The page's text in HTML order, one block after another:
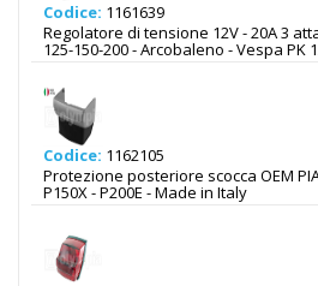
Codice: 1161639
Regolatore di tensione 12V - 20A 3
125-150-200 - Arcobaleno - Vespa PK
Codice: 1162105
Protezione posteriore scocca OEM
P150X - P200E - Made in Italy